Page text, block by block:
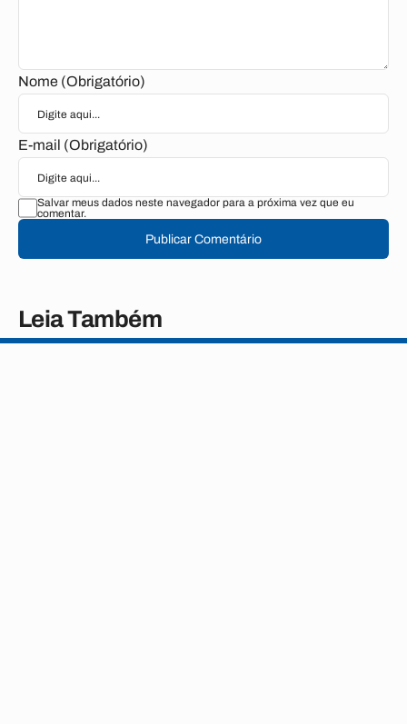
Nome (Obrigatório)
E-mail (Obrigatório)
Salvar meus dados neste navegador para a próxima vez que eu
comentar.
Publicar Comentário
Leia Também